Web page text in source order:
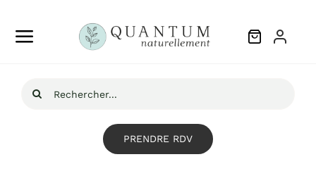
Toggle
Recherche
PRENDRE RDV